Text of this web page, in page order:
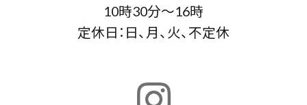
10時30分～16時
定休日：日、月、火、不定休